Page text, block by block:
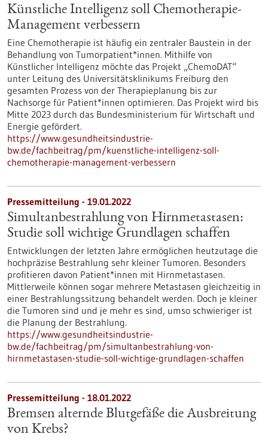
Künstliche Intelligenz soll Chemotherapie-
Management verbessern
Eine Chemotherapie ist häufig ein zentraler Baustein in der
Behandlung von Tumorpatient*innen. Mithilfe von
Künstlicher Intelligenz möchte das Projekt „ChemoDAT“
unter Leitung des Universitätsklinikums Freiburg den
gesamten Prozess von der Therapieplanung bis zur
Nachsorge für Patient*innen optimieren. Das Projekt wird bis
Mitte 2023 durch das Bundesministerium für Wirtschaft und
Energie gefördert.
https://www.gesundheitsindustrie-
bw.de/fachbeitrag/pm/kuenstliche-intelligenz-soll-
chemotherapie-management-verbessern
Pressemitteilung - 19.01.2022
Simultanbestrahlung von Hirnmetastasen:
Studie soll wichtige Grundlagen schaffen
Entwicklungen der letzten Jahre ermöglichen heutzutage die
hochpräzise Bestrahlung sehr kleiner Tumoren. Besonders
profitieren davon Patient*innen mit Hirnmetastasen.
Mittlerweile können sogar mehrere Metastasen gleichzeitig in
einer Bestrahlungssitzung behandelt werden. Doch je kleiner
die Tumoren sind und je mehr es sind, umso schwieriger ist
die Planung der Bestrahlung.
https://www.gesundheitsindustrie-
bw.de/fachbeitrag/pm/simultanbestrahlung-von-
hirnmetastasen-studie-soll-wichtige-grundlagen-schaffen
Pressemitteilung - 18.01.2022
Bremsen alternde Blutgefäße die Ausbreitung
von Krebs?